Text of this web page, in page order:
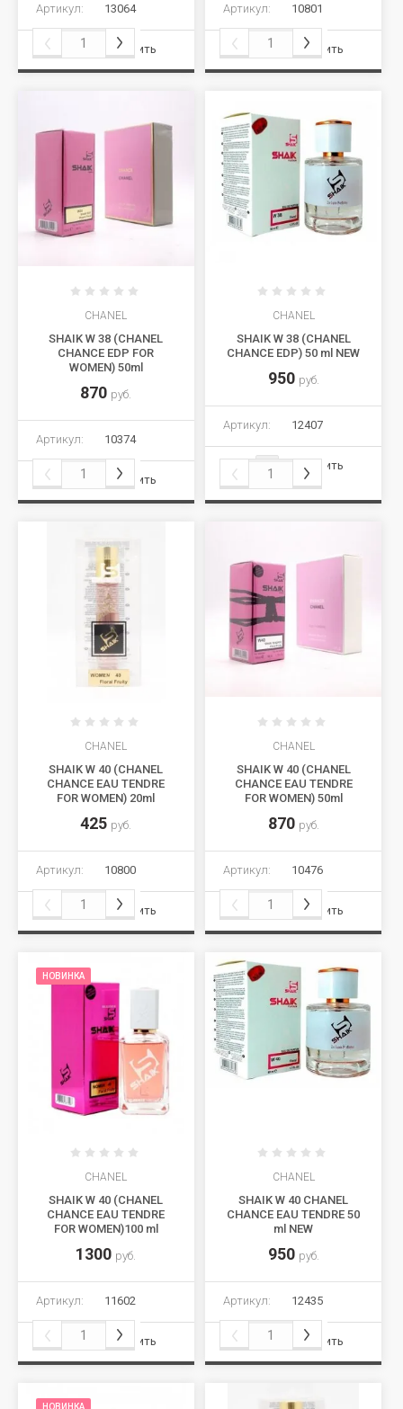
Артикул: 13064
Сравнить
Артикул: 10801
Сравнить
CHANEL
SHAIK W 38 (CHANEL
CHANCE EDP FOR
WOMEN) 50ml
870 руб.
Артикул: 10374
Сравнить
CHANEL
SHAIK W 38 (CHANEL
CHANCE EDP) 50 ml NEW
950 руб.
Артикул: 12407
Сравнить
CHANEL
SHAIK W 40 (CHANEL
CHANCE EAU TENDRE
FOR WOMEN) 20ml
425 руб.
Артикул: 10800
Сравнить
CHANEL
SHAIK W 40 (CHANEL
CHANCE EAU TENDRE
FOR WOMEN) 50ml
870 руб.
Артикул: 10476
Сравнить
НОВИНКА
CHANEL
SHAIK W 40 (CHANEL
CHANCE EAU TENDRE
FOR WOMEN)100 ml
1300 руб.
Артикул: 11602
Сравнить
CHANEL
SHAIK W 40 CHANEL
CHANCE EAU TENDRE 50
ml NEW
950 руб.
Артикул: 12435
Сравнить
НОВИНКА